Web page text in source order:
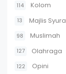
114 Kolom
13 Majlis Syura
98 Muslimah
127 Olahraga
122 Opini